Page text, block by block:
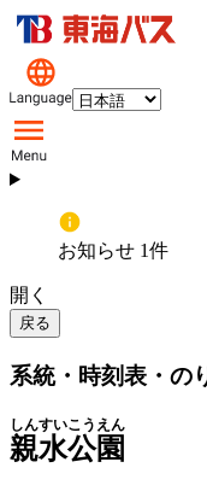
お知らせ 1件
開く
戻る
系統・時刻表・の
親水公園
しんすいこうえん